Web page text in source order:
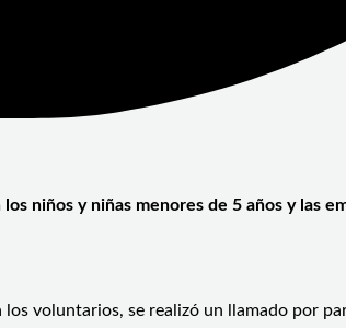
niños y niñas menores de 5 años y las
voluntarios, se realizó un llamado por